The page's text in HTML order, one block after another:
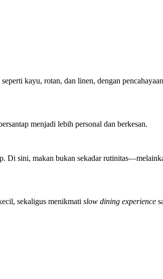
kayu, rotan, dan linen, dengan
menjadi lebih personal dan berkesan.
Di sini, makan bukan sekadar
sekaligus menikmati slow dining experience